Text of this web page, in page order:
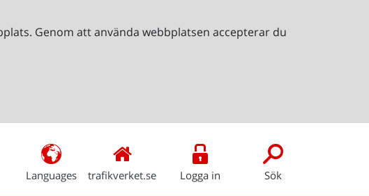
Genom att använda webbplatsen accepterar du
Languages trafikverket.se Logga in Sök